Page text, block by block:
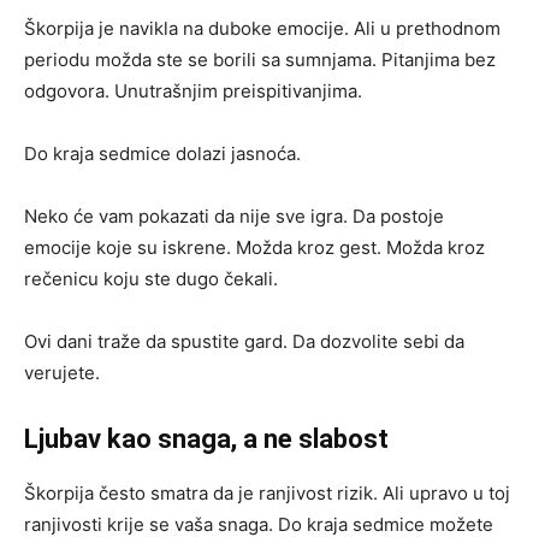
Škorpija je navikla na duboke emocije. Ali u prethodnom
periodu možda ste se borili sa sumnjama. Pitanjima bez
odgovora. Unutrašnjim preispitivanjima.
Do kraja sedmice dolazi jasnoća.
Neko će vam pokazati da nije sve igra. Da postoje
emocije koje su iskrene. Možda kroz gest. Možda kroz
rečenicu koju ste dugo čekali.
Ovi dani traže da spustite gard. Da dozvolite sebi da
verujete.
Ljubav kao snaga, a ne slabost
Škorpija često smatra da je ranjivost rizik. Ali upravo u toj
ranjivosti krije se vaša snaga. Do kraja sedmice možete